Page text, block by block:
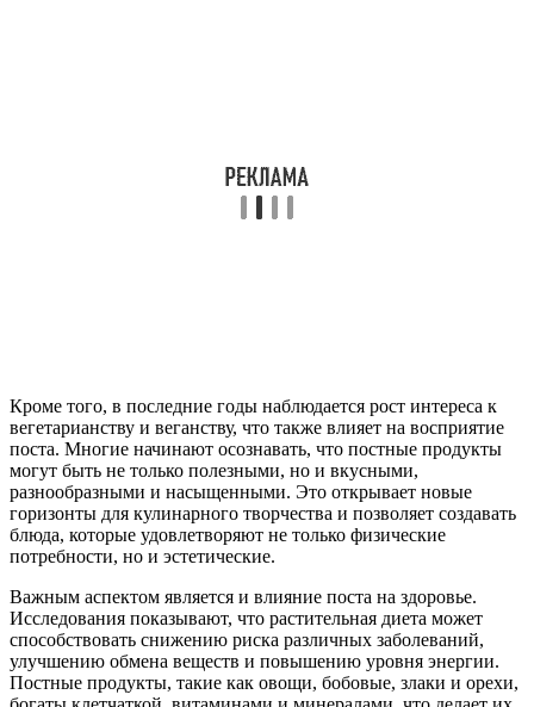
Кроме того, в последние годы наблюдается рост интереса к
вегетарианству и веганству, что также влияет на восприятие
поста. Многие начинают осознавать, что постные продукты
могут быть не только полезными, но и вкусными,
разнообразными и насыщенными. Это открывает новые
горизонты для кулинарного творчества и позволяет создавать
блюда, которые удовлетворяют не только физические
потребности, но и эстетические.
Важным аспектом является и влияние поста на здоровье.
Исследования показывают, что растительная диета может
способствовать снижению риска различных заболеваний,
улучшению обмена веществ и повышению уровня энергии.
Постные продукты, такие как овощи, бобовые, злаки и орехи,